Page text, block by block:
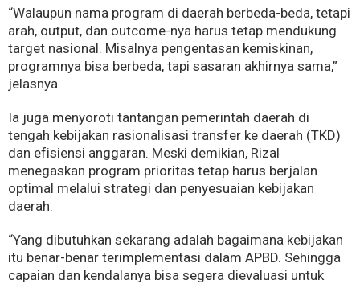
“Walaupun nama program di daerah berbeda-beda, tetapi
arah, output, dan outcome-nya harus tetap mendukung
target nasional. Misalnya pengentasan kemiskinan,
programnya bisa berbeda, tapi sasaran akhirnya sama,”
jelasnya.
Ia juga menyoroti tantangan pemerintah daerah di
tengah kebijakan rasionalisasi transfer ke daerah (TKD)
dan efisiensi anggaran. Meski demikian, Rizal
menegaskan program prioritas tetap harus berjalan
optimal melalui strategi dan penyesuaian kebijakan
daerah.
“Yang dibutuhkan sekarang adalah bagaimana kebijakan
itu benar-benar terimplementasi dalam APBD. Sehingga
capaian dan kendalanya bisa segera dievaluasi untuk